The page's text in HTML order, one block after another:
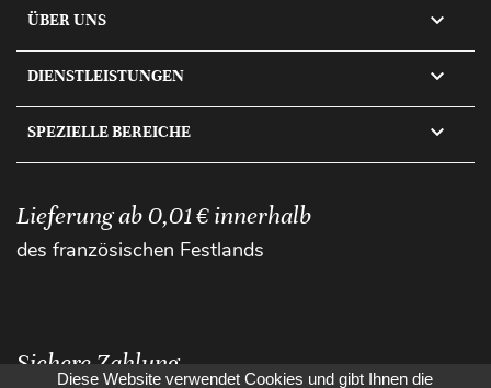
ÜBER UNS 
DIENSTLEISTUNGEN 
SPEZIELLE BEREICHE 
Lieferung ab 0,01 € innerhalb
des französischen Festlands
Sichere Zahlung
Diese Website verwendet Cookies und gibt Ihnen die